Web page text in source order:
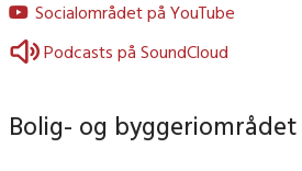
Socialområdet på YouTube
Podcasts på SoundCloud
Bolig- og byggeriområdet